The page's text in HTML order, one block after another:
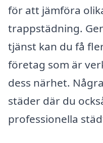
för att jämföra
trappstädning.
tjänst kan du få
företag som är
dess närhet.
städer där du
professionella